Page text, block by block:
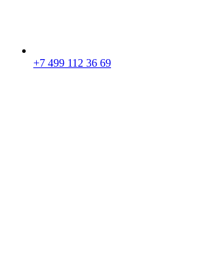
+7 499 112 36 69